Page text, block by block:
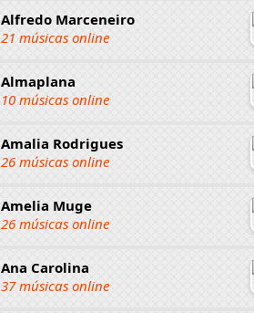
Alfredo Marceneiro
21 músicas online
Almaplana
10 músicas online
Amalia Rodrigues
26 músicas online
Amelia Muge
26 músicas online
Ana Carolina
37 músicas online